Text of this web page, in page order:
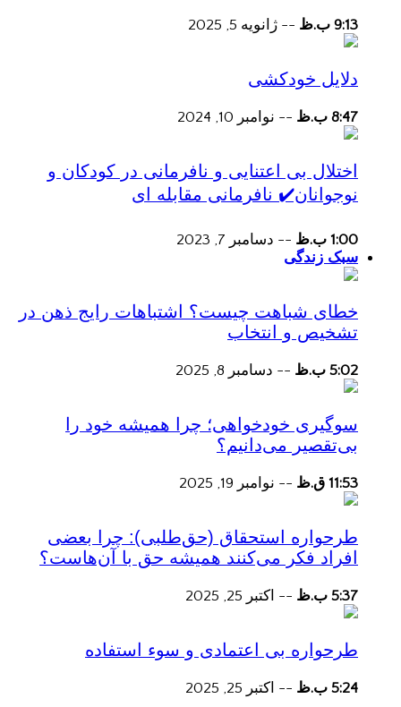
9:13 ب.ظ -- ژانویه 5, 2025
دلایل خودکشی
8:47 ب.ظ -- نوامبر 10, 2024
اختلال بی اعتنایی و نافرمانی در کودکان و
نوجوانان✔️ نافرمانی مقابله ای
1:00 ب.ظ -- دسامبر 7, 2023
سبک زندگی
خطای شباهت چیست؟ اشتباهات رایج ذهن در
تشخیص و انتخاب
5:02 ب.ظ -- دسامبر 8, 2025
سوگیری خودخواهی؛ چرا همیشه خود را
بی‌تقصیر می‌دانیم؟
11:53 ق.ظ -- نوامبر 19, 2025
طرحواره استحقاق (حق‌طلبی): چرا بعضی
افراد فکر می‌کنند همیشه حق با آن‌هاست؟
5:37 ب.ظ -- اکتبر 25, 2025
طرحواره بی اعتمادی و سوء استفاده
5:24 ب.ظ -- اکتبر 25, 2025